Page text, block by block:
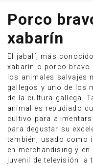
Porco
xabarín
El jabalí, más
xabarín o porco bravo
los animales salvajes
gallegos y uno de los
de la cultura gallega.
animal es repudiado
cultivo para
para degustar su
también, usado como
en merchandising y
juvenil de televisión la